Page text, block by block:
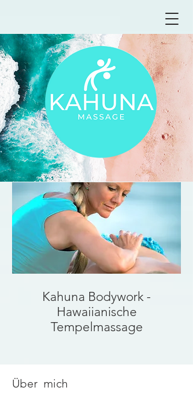
Kahuna Bodywork -
Hawaiianische
Tempelmassage
Über mich